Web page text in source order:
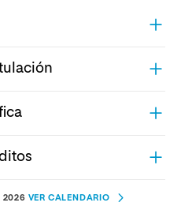
2026 VER CALENDARIO